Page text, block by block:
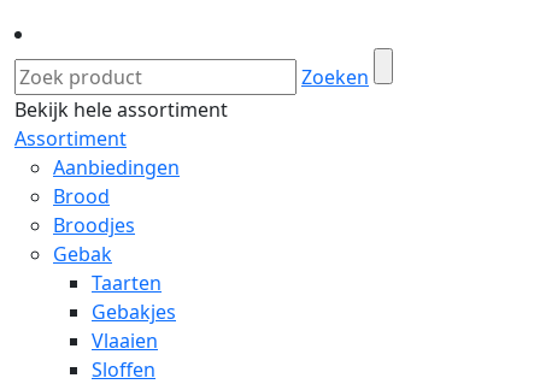
Zoeken
Bekijk hele assortiment
Assortiment
Aanbiedingen
Brood
Broodjes
Gebak
Taarten
Gebakjes
Vlaaien
Sloffen